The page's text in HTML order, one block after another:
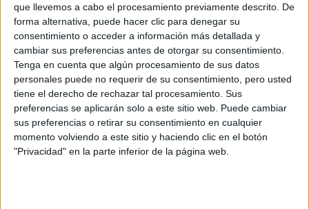
que llevemos a cabo el procesamiento previamente descrito. De
forma alternativa, puede hacer clic para denegar su
consentimiento o acceder a información más detallada y
cambiar sus preferencias antes de otorgar su consentimiento.
Tenga en cuenta que algún procesamiento de sus datos
personales puede no requerir de su consentimiento, pero usted
tiene el derecho de rechazar tal procesamiento. Sus
preferencias se aplicarán solo a este sitio web. Puede cambiar
sus preferencias o retirar su consentimiento en cualquier
momento volviendo a este sitio y haciendo clic en el botón
"Privacidad" en la parte inferior de la página web.
Pilas Grado Medio
HORARIODiurno
MODALIDAD Presencial
Inicie sesión o regístrese para comentar